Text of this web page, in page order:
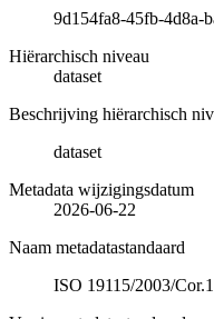
9d154fa8-45fb-4d8a-
Hiërarchisch niveau
dataset
Beschrijving hiërarchisch
dataset
Metadata wijzigingsdatum
2026-06-22
Naam metadatastandaard
ISO 19115/2003/